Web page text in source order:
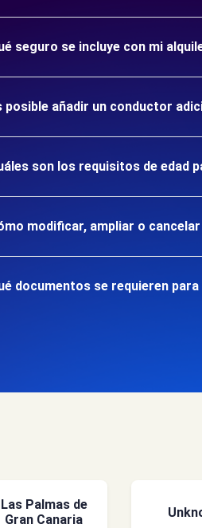
seguro se incluye con mi
posible añadir un conductor
son los requisitos de edad
modificar, ampliar o
documentos se requieren
Las Palmas de
Gran Canaria